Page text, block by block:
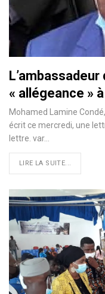
« allégeance »
Mohamed Lamine
écrit ce mercredi, une
lettre. var…
LIRE LA SUITE...